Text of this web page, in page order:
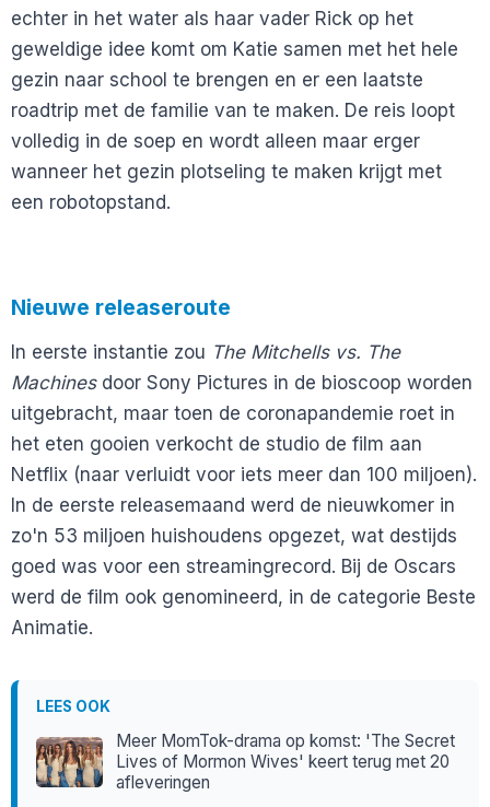
echter in het water als haar vader Rick op het
geweldige idee komt om Katie samen met het hele
gezin naar school te brengen en er een laatste
roadtrip met de familie van te maken. De reis loopt
volledig in de soep en wordt alleen maar erger
wanneer het gezin plotseling te maken krijgt met
een robotopstand.
Nieuwe releaseroute
In eerste instantie zou The Mitchells vs. The
Machinesdoor Sony Pictures in de bioscoop worden
uitgebracht, maar toen de coronapandemie roet in
het eten gooien verkocht de studio de film aan
Netflix (naar verluidt voor iets meer dan 100 miljoen).
In de eerste releasemaand werd de nieuwkomer in
zo'n 53 miljoen huishoudens opgezet, wat destijds
goed was voor een streamingrecord. Bij de Oscars
werd de film ook genomineerd, in de categorie Beste
Animatie.
LEES OOK
Meer MomTok-drama op komst: 'The Secret
Lives of Mormon Wives' keert terug met 20
afleveringen